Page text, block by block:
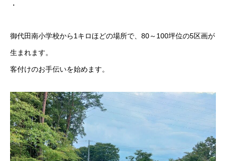
・
御代田南小学校から1キロほどの場所で、80～100坪位の5区画が
生まれます。
客付けのお手伝いを始めます。